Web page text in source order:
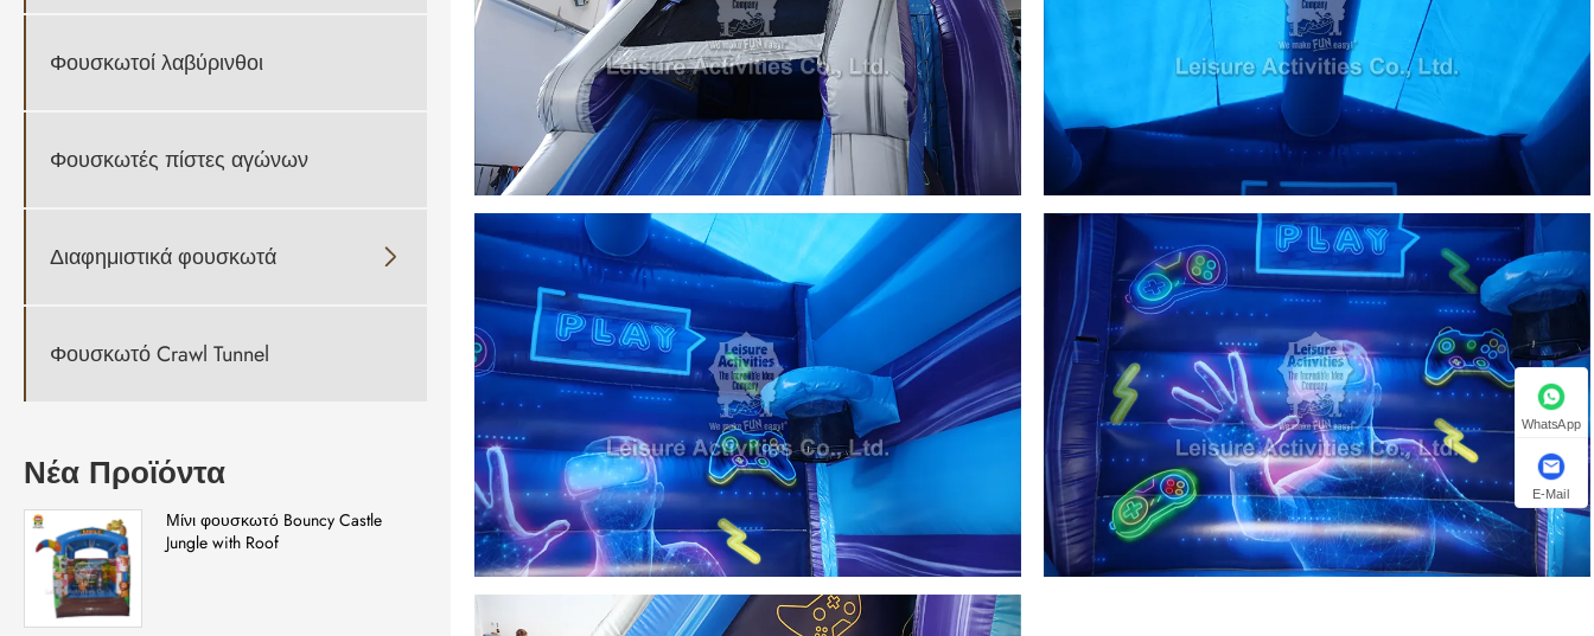
Φουσκωτοί λαβύρινθοι
Φουσκωτές πίστες αγώνων
Διαφημιστικά φουσκωτά 
Φουσκωτό Crawl Tunnel
Νέα Προϊόντα
Μίνι φουσκωτό Bouncy Castle
Jungle with Roof
WhatsApp
E-Mail